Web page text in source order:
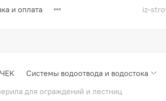
и оплата iz-
Системы водоотвода и водостока
для ограждений и лестниц